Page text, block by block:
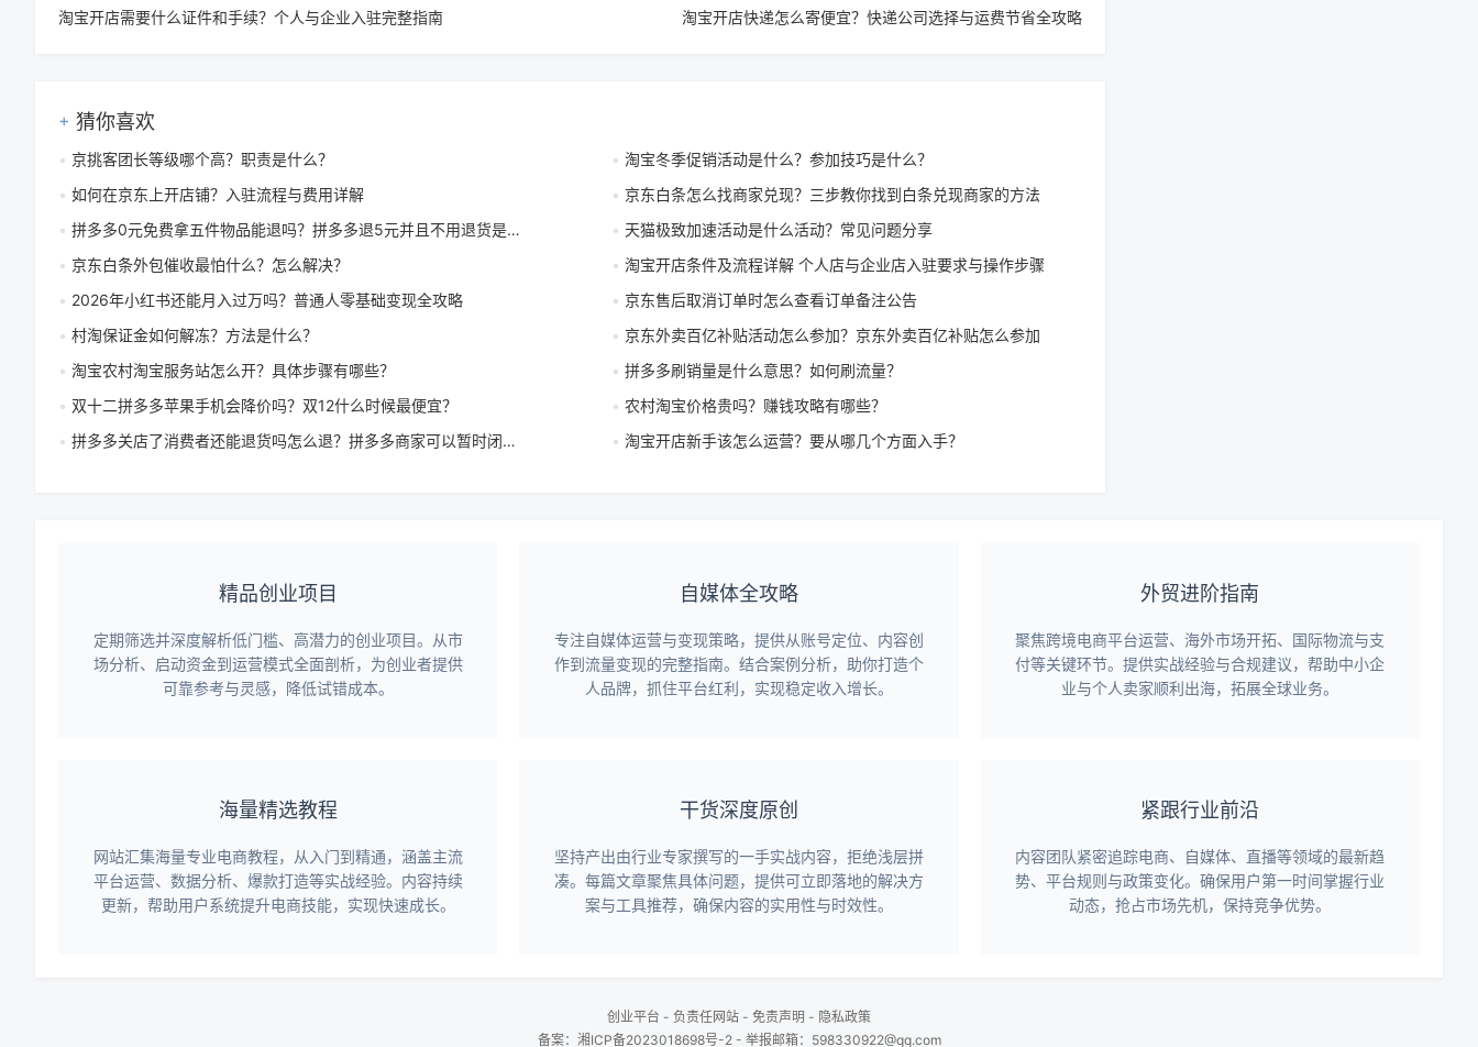
淘宝开店需要什么证件和手续？个人与企业入驻完整指南
淘宝开店快递怎么寄便宜？快递公司选择与运费节省全攻略
猜你喜欢
京挑客团长等级哪个高？职责是什么？
淘宝冬季促销活动是什么？参加技巧是什么？
如何在京东上开店铺？入驻流程与费用详解
京东白条怎么找商家兑现？三步教你找到白条兑现商家的方法
拼多多0元免费拿五件物品能退吗？拼多多退5元并且不用退货是真的吗
天猫极致加速活动是什么活动？常见问题分享
京东白条外包催收最怕什么？怎么解决？
淘宝开店条件及流程详解 个人店与企业店入驻要求与操作步骤
2026年小红书还能月入过万吗？普通人零基础变现全攻略
京东售后取消订单时怎么查看订单备注公告
村淘保证金如何解冻？方法是什么？
京东外卖百亿补贴活动怎么参加？京东外卖百亿补贴怎么参加
淘宝农村淘宝服务站怎么开？具体步骤有哪些？
拼多多刷销量是什么意思？如何刷流量？
双十二拼多多苹果手机会降价吗？双12什么时候最便宜？
农村淘宝价格贵吗？赚钱攻略有哪些？
拼多多关店了消费者还能退货吗怎么退？拼多多商家可以暂时闭店吗
淘宝开店新手该怎么运营？要从哪几个方面入手？
精品创业项目
定期筛选并深度解析低门槛、高潜力的创业项目。从市
场分析、启动资金到运营模式全面剖析，为创业者提供
可靠参考与灵感，降低试错成本。
自媒体全攻略
专注自媒体运营与变现策略，提供从账号定位、内容创
作到流量变现的完整指南。结合案例分析，助你打造个
人品牌，抓住平台红利，实现稳定收入增长。
外贸进阶指南
聚焦跨境电商平台运营、海外市场开拓、国际物流与支
付等关键环节。提供实战经验与合规建议，帮助中小企
业与个人卖家顺利出海，拓展全球业务。
海量精选教程
网站汇集海量专业电商教程，从入门到精通，涵盖主流
平台运营、数据分析、爆款打造等实战经验。内容持续
更新，帮助用户系统提升电商技能，实现快速成长。
干货深度原创
坚持产出由行业专家撰写的一手实战内容，拒绝浅层拼
凑。每篇文章聚焦具体问题，提供可立即落地的解决方
案与工具推荐，确保内容的实用性与时效性。
紧跟行业前沿
内容团队紧密追踪电商、自媒体、直播等领域的最新趋
势、平台规则与政策变化。确保用户第一时间掌握行业
动态，抢占市场先机，保持竞争优势。
创业平台 - 负责任网站 - 免责声明 - 隐私政策
备案： 湘ICP备2023018698号-2- 举报邮箱：598330922@qq.com